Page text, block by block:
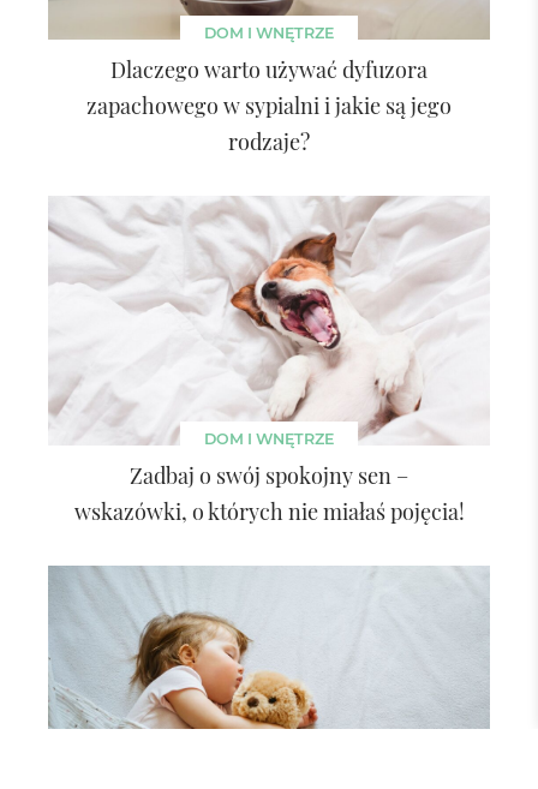
DOM I WNĘTRZE
Dlaczego warto używać dyfuzora
zapachowego w sypialni i jakie są jego
rodzaje?
DOM I WNĘTRZE
Zadbaj o swój spokojny sen –
wskazówki, o których nie miałaś pojęcia!